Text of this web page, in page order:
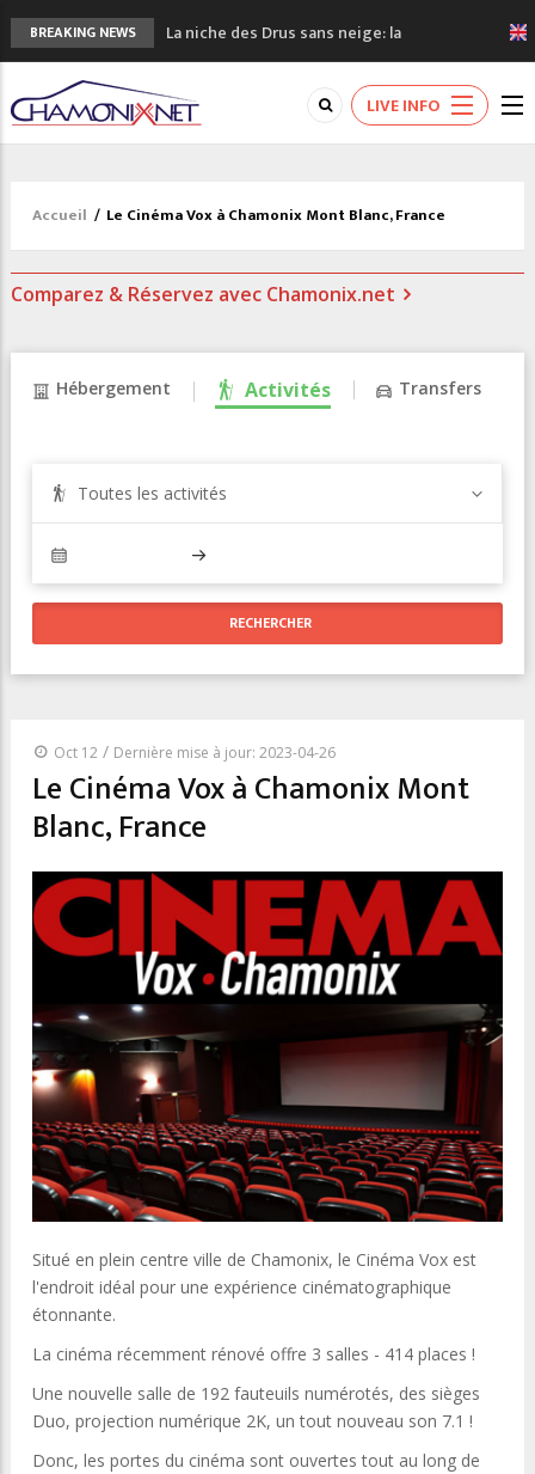
BREAKING NEWS
La niche des Drus sans neige: la
sécheresse en haute montagne
3 bonnes raisons pour visiter le nouveau
Musée du Mont-Blanc
Accidents en montagne: 3 personnes sont
Craft ouvre un nouveau magasin de course
LIVE INFO
Accueil / Le Cinéma Vox à Chamonix Mont Blanc, France
Comparez & Réservez avec Chamonix.net
Hébergement Activités Transfers
Toutes les activités
Oct 12 / Dernière mise à jour: 2023-04-26
Le Cinéma Vox à Chamonix Mont
Blanc, France
Situé en plein centre ville de Chamonix, le Cinéma Vox est
l'endroit idéal pour une expérience cinématographique
étonnante.
La cinéma récemment rénové offre 3 salles - 414 places !
Une nouvelle salle de 192 fauteuils numérotés, des sièges
Duo, projection numérique 2K, un tout nouveau son 7.1 !
Donc, les portes du cinéma sont ouvertes tout au long de